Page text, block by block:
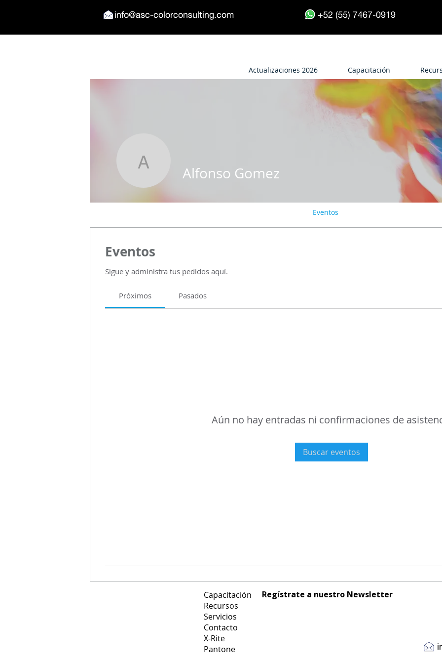
info@asc-colorconsulting.com +52 (55) 7467-0919
Actualizaciones 2026 Capacitación
Eventos
Sigue y administra tus pedidos aquí.
Próximos Pasados
Aún no hay entradas ni confirmaciones de
Buscar eventos
Alfonso Gomez
Alfonso Gomez
Eventos
Capacitación
Recursos
Servicios
Contacto
X-Rite
Pantone
Regístrate a nuestro Newsletter